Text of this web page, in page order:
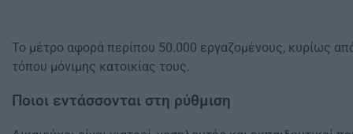
Το μέτρο αφορά περίπου 50.000 εργαζομένους, κυρίως
τόπου μόνιμης κατοικίας τους.
Ποιοι εντάσσονται στη ρύθμιση